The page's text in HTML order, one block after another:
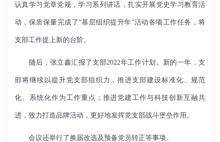
认真学习党章党规，学习系列讲话，扎实开展党史学习教育活
动，保质保量完成了“基层组织提升年”活动各项工作任务，将
支部工作提上新的台阶。
随后，张立鑫汇报了支部2022年工作计划。新的一年，支
部将继续以提升党支部组织力，推进支部建设标准化、规范
化、系统化作为工作重点；推进党建工作与科技创新互融共
进，致力打造品牌活动，更好地发挥党支部战斗堡垒作用。
会议还举行了换届改选及预备党员转正等事项。